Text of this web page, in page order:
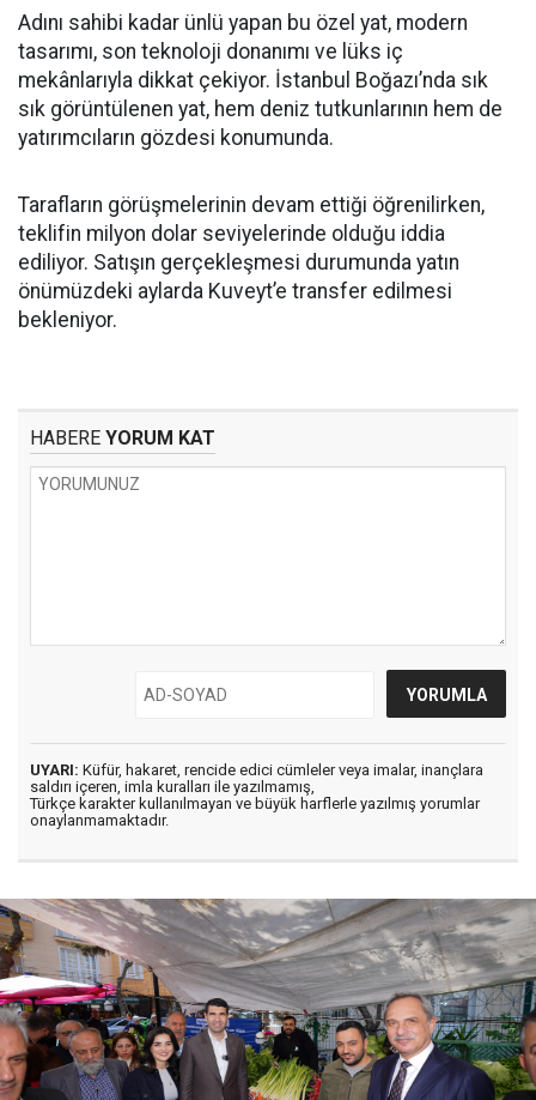
Adını sahibi kadar ünlü yapan bu özel yat, modern
tasarımı, son teknoloji donanımı ve lüks iç
mekânlarıyla dikkat çekiyor. İstanbul Boğazı’nda sık
sık görüntülenen yat, hem deniz tutkunlarının hem de
yatırımcıların gözdesi konumunda.
Tarafların görüşmelerinin devam ettiği öğrenilirken,
teklifin milyon dolar seviyelerinde olduğu iddia
ediliyor. Satışın gerçekleşmesi durumunda yatın
önümüzdeki aylarda Kuveyt’e transfer edilmesi
bekleniyor.
HABERE YORUM KAT
UYARI: Küfür, hakaret, rencide edici cümleler veya imalar, inançlara
saldırı içeren, imla kuralları ile yazılmamış,
Türkçe karakter kullanılmayan ve büyük harflerle yazılmış yorumlar
onaylanmamaktadır.